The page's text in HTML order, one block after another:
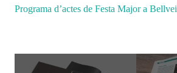
Programa d’actes de Festa Major a Bellvei